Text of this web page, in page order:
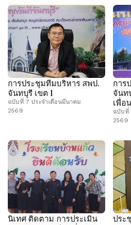
การประชุมทีมบริหาร สพป.
จันทบุรี เขต 1
ฉบับที่ 7 ประจำเดือนมีนาคม
2569
การ
จันท
เพื่อ
ฉบับที่
2569
นิเทศ ติดตาม การประเมิน
ประ